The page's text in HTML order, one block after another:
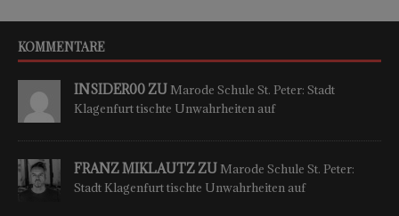
KOMMENTARE
INSIDER00 ZU Marode Schule St. Peter: Stadt
Klagenfurt tischte Unwahrheiten auf
FRANZ MIKLAUTZ ZU Marode Schule St. Peter:
Stadt Klagenfurt tischte Unwahrheiten auf